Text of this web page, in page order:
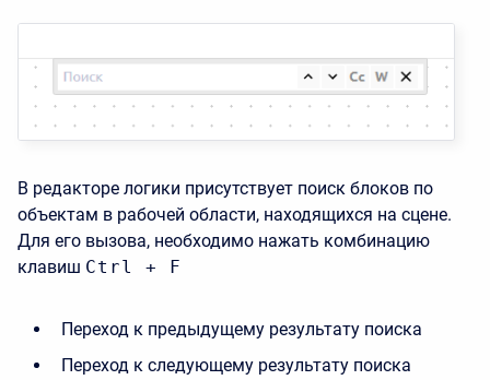
В редакторе логики присутствует поиск блоков по
объектам в рабочей области, находящихся на сцене.
Для его вызова, необходимо нажать комбинацию
клавиш Ctrl + F
Переход к предыдущему результату поиска
Переход к следующему результату поиска